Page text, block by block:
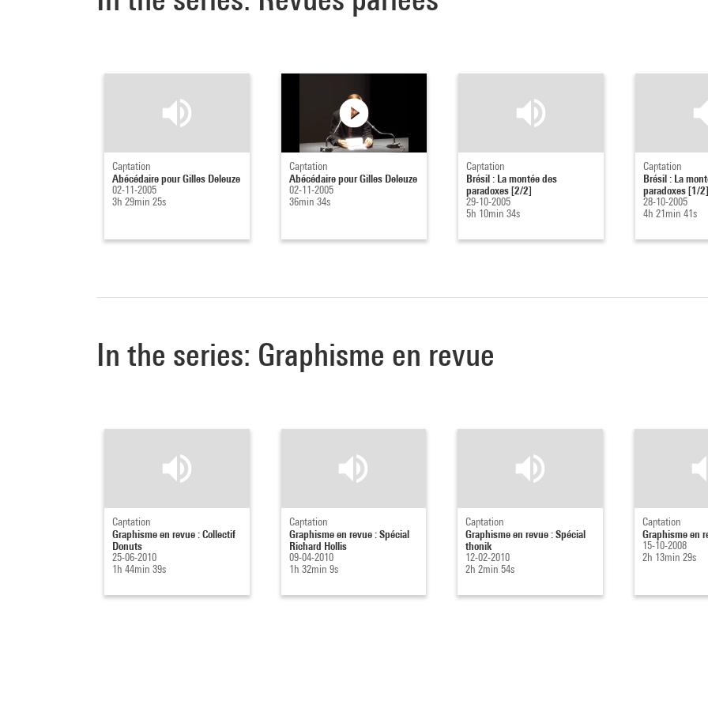
Captation
Abécédaire pour Gilles Deleuze
02-11-2005
3h 29min 25s
Captation
Abécédaire pour Gilles Deleuze
02-11-2005
36min 34s
Captation
Brésil : La montée des
paradoxes [2/2]
29-10-2005
5h 10min 34s
Captation
Brésil : La
paradoxes [1/2]
28-10-2005
4h 21min 41s
In the series: Graphisme en revue
Captation
Graphisme en revue : Collectif
Donuts
25-06-2010
1h 44min 39s
Captation
Graphisme en revue : Spécial
Richard Hollis
09-04-2010
1h 32min 9s
Captation
Graphisme en revue : Spécial
thonik
12-02-2010
2h 2min 54s
Captation
Graphisme en
15-10-2008
2h 13min 29s